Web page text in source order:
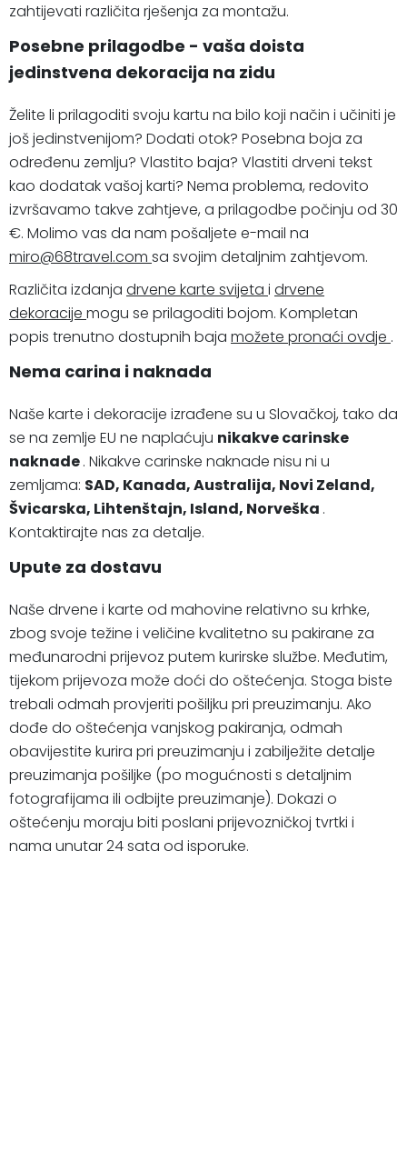
zahtijevati različita rješenja za montažu.
Posebne prilagodbe - vaša doista
jedinstvena dekoracija na zidu
Želite li prilagoditi svoju kartu na bilo koji način i učiniti je
još jedinstvenijom? Dodati otok? Posebna boja za
određenu zemlju? Vlastito baja? Vlastiti drveni tekst
kao dodatak vašoj karti? Nema problema, redovito
izvršavamo takve zahtjeve, a prilagodbe počinju od 30
€. Molimo vas da nam pošaljete e-mail na
miro@68travel.com sa svojim detaljnim zahtjevom.
Različita izdanja drvene karte svijeta i drvene
dekoracije mogu se prilagoditi bojom. Kompletan
popis trenutno dostupnih baja možete pronaći ovdje .
Nema carina i naknada
Naše karte i dekoracije izrađene su u Slovačkoj, tako da
se na zemlje EU ne naplaćuju nikakve carinske
naknade. Nikakve carinske naknade nisu ni u
zemljama: SAD, Kanada, Australija, Novi Zeland,
Švicarska, Lihtenštajn, Island, Norveška .
Kontaktirajte nas za detalje.
Upute za dostavu
Naše drvene i karte od mahovine relativno su krhke,
zbog svoje težine i veličine kvalitetno su pakirane za
međunarodni prijevoz putem kurirske službe. Međutim,
tijekom prijevoza može doći do oštećenja. Stoga biste
trebali odmah provjeriti pošiljku pri preuzimanju. Ako
dođe do oštećenja vanjskog pakiranja, odmah
obavijestite kurira pri preuzimanju i zabilježite detalje
preuzimanja pošiljke (po mogućnosti s detaljnim
fotografijama ili odbijte preuzimanje). Dokazi o
oštećenju moraju biti poslani prijevozničkoj tvrtki i
nama unutar 24 sata od isporuke.